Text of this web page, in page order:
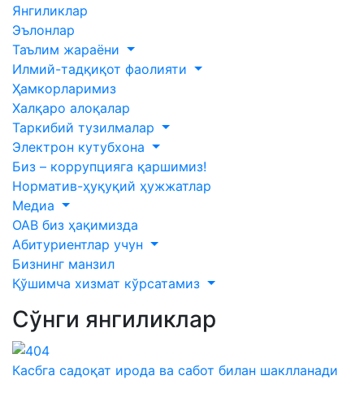
Янгиликлар
Эълонлар
Таълим жараёни
Илмий-тадқиқот фаолияти
Ҳамкорларимиз
Халқаро алоқалар
Таркибий тузилмалар
Электрон кутубхона
Биз – коррупцияга қаршимиз!
Норматив-ҳуқуқий ҳужжатлар
Медиа
ОАВ биз ҳақимизда
Абитуриентлар учун
Бизнинг манзил
Қўшимча хизмат кўрсатамиз
Сўнги янгиликлар
Касбга садоқат ирода ва сабот билан шаклланади